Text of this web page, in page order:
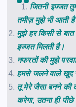
जितनी इज्जत
तमीज़ मुझे भी आती
मुझे हर किसी से बात
इज्जत मिलती है।
नफरतों की मुझे
हमसे जलने वाले खुद
तू मेरे जैसा बनने की
करेगा, उतना ही पीछे